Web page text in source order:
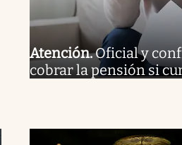
Atención.Oficial y
cobrar la pensión si